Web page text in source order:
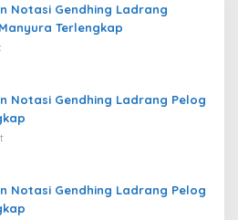
Notasi Gendhing Ladrang
Terlengkap
Notasi Gendhing Ladrang Pelog
Notasi Gendhing Ladrang Pelog